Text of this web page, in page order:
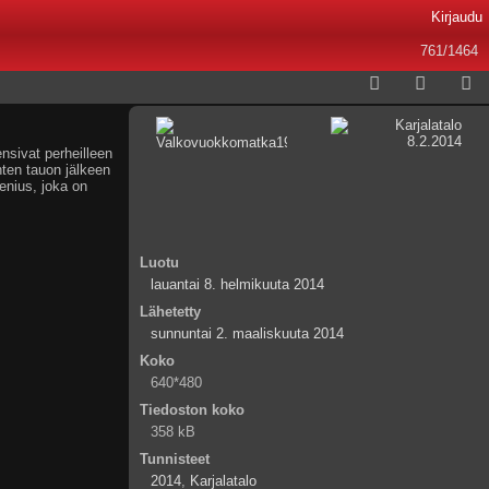
Kirjaudu
761/1464
perheilleen
tauon jälkeen
joka on
Luotu
lauantai 8. helmikuuta 2014
Lähetetty
sunnuntai 2. maaliskuuta 2014
Koko
640*480
Tiedoston koko
358 kB
Tunnisteet
2014, Karjalatalo